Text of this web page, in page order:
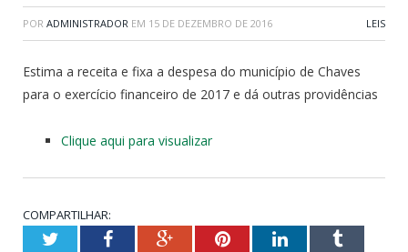
POR ADMINISTRADOR EM 15 DE DEZEMBRO DE 2016 LEIS
Estima a receita e fixa a despesa do município de Chaves
para o exercício financeiro de 2017 e dá outras providências
Clique aqui para visualizar
COMPARTILHAR:
TwitterFacebookGoogle+PinterestLinkedInTumblr